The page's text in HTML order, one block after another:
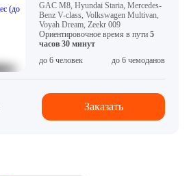
GAC M8, Hyundai Staria, Mercedes-
Benz V-class, Volkswagen Multivan,
Voyah Dream, Zeekr 009
Ориентировочное время в пути 5
часов 30 минут
до 6 человек
до 6 чемоданов
Заказать